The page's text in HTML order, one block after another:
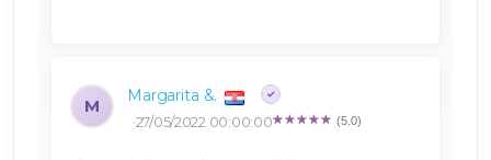
M Margarita &.
(5.0)
27/05/2022 00:00:00